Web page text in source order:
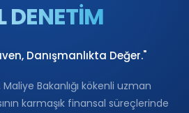
DENETİM
Danışmanlıkta Değer."
Bakanlığı kökenli uzman
karmaşık finansal süreçlerinde